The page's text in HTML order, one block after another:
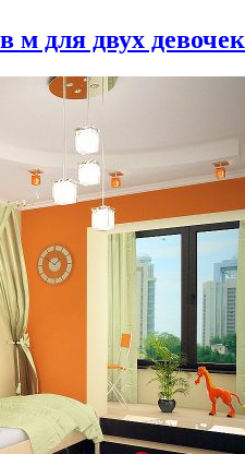
м для двух девочек